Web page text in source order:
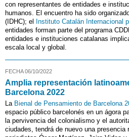
con representantes de entidades e
humanos. El encuentro ha sido
(IDHC); el
Instituto Catalán Internacional
entidades forman parte del programa
entidades e instituciones catalanas
escala local y global.
FECHA 06/10/2022
Amplia representación
Barcelona 2022
La Bienal de Pensamiento de Barcelona
espacio público barcelonés en un ágora
la pervivencia del colonialismo y el
ciudades, tendrá de nuevo una